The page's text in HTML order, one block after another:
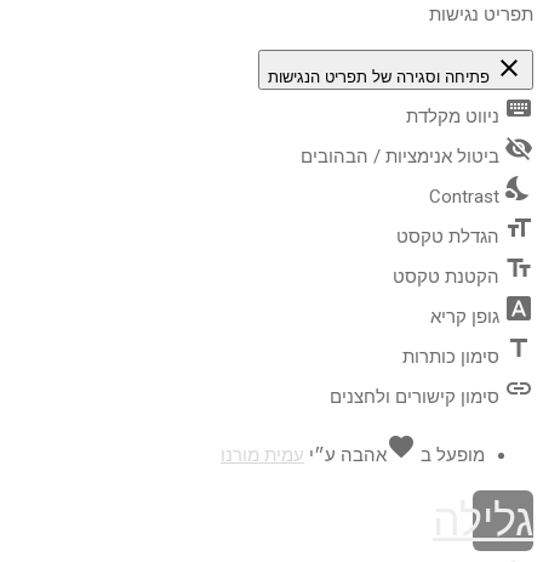
תפריט נגישות
close פתיחה וסגירה של תפריט הנגישות
keyboard ניווט מקלדת
visibility_off ביטול אנימציות / הבהובים
nights_stay
Contrast
format_size הגדלת טקסט
text_fields הקטנת טקסט
font_download גופן קריא
title סימון כותרות
link סימון קישורים ולחצנים
מופעל ב favoriteאהבה ע״י עמית מורנו
גלילה